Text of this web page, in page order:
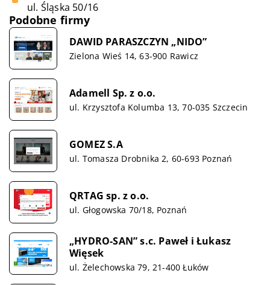
ul. Śląska 50/16
Podobne firmy
DAWID PARASZCZYN „NIDO”
Zielona Wieś 14, 63-900 Rawicz
Adamell Sp. z o.o.
ul. Krzysztofa Kolumba 13, 70-035 Szczecin
GOMEZ S.A
ul. Tomasza Drobnika 2, 60-693 Poznań
QRTAG sp. z o.o.
ul. Głogowska 70/18, Poznań
„HYDRO-SAN” s.c. Paweł i Łukasz
Więsek
ul. Żelechowska 79, 21-400 Łuków